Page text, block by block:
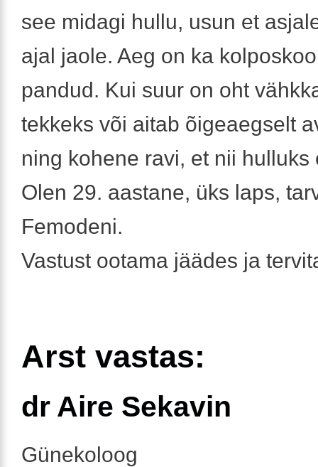
see midagi hullu, usun et
ajal jaole. Aeg on ka
pandud. Kui suur on oht
tekkeks või aitab õigeaegselt
ning kohene ravi, et nii hulluks
Olen 29. aastane, üks laps,
Femodeni.
Vastust ootama jäädes ja
Arst vastas:
dr Aire Sekavin
Günekoloog